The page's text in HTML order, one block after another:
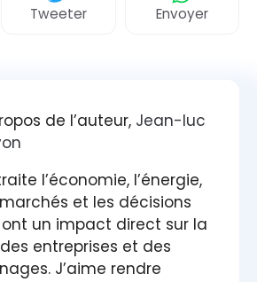
Tweeter Envoyer
de l’auteur, Jean-luc
l’économie, l’énergie,
et les décisions
un impact direct sur la
entreprises et des
J’aime rendre